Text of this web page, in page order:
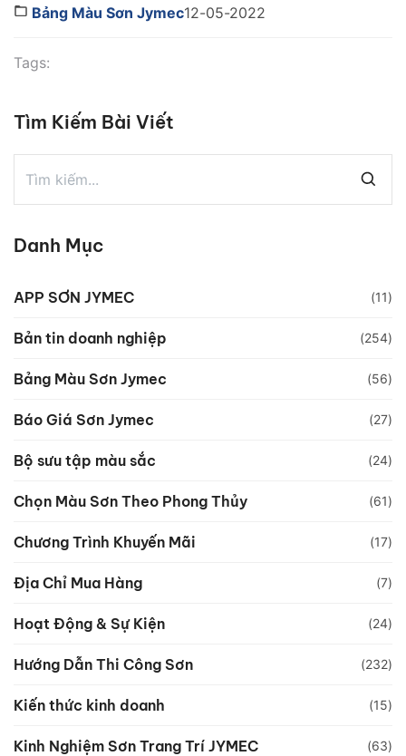
vì vẻ đẹp trẻ trung và trang nhã của nó. Dưới đây tôi
Bảng Màu Sơn Jymec12-05-2022
Tags:
Tìm Kiếm Bài Viết
Danh Mục
APP SƠN JYMEC (11)
Bản tin doanh nghiệp (254)
Bảng Màu Sơn Jymec (56)
Báo Giá Sơn Jymec (27)
Bộ sưu tập màu sắc (24)
Chọn Màu Sơn Theo Phong Thủy (61)
Chương Trình Khuyến Mãi (17)
Địa Chỉ Mua Hàng (7)
Hoạt Động & Sự Kiện (24)
Hướng Dẫn Thi Công Sơn (232)
Kiến thức kinh doanh (15)
Kinh Nghiệm Sơn Trang Trí JYMEC (63)